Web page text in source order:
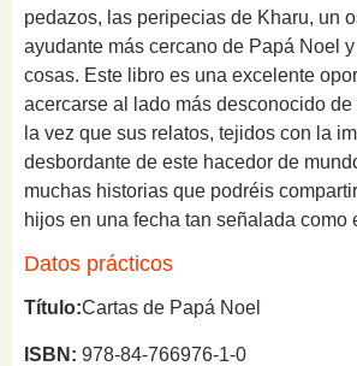
pedazos, las peripecias de Kharu, un
ayudante más cercano de Papá Noel
cosas. Este libro es una excelente
acercarse al lado más desconocido
la vez que sus relatos, tejidos con la
desbordante de este hacedor de
muchas historias que podréis
hijos en una fecha tan señalada como
Datos prácticos
Título:Cartas de Papá Noel
ISBN: 978-84-766976-1-0